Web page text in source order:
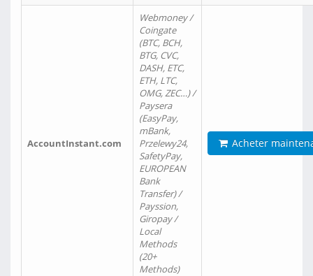
AccountInstant.com
Webmoney /
Coingate
(BTC, BCH,
BTG, CVC,
DASH, ETC,
ETH, LTC,
OMG, ZEC…) /
Paysera
(EasyPay,
mBank,
Przelewy24,
SafetyPay,
EUROPEAN
Bank
Transfer) /
Payssion,
Giropay /
Local
Methods
(20+
Methods)
Acheter